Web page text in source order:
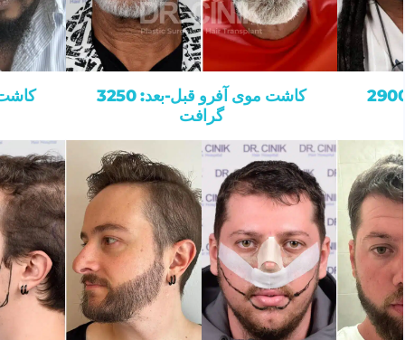
موی آفرو قبل-بعد: 2900
کاشت موی آفرو قبل-بعد: 3250
گرافت